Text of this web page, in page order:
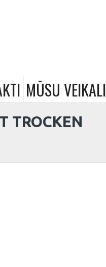
MŪSU VEIKALI
TROCKEN